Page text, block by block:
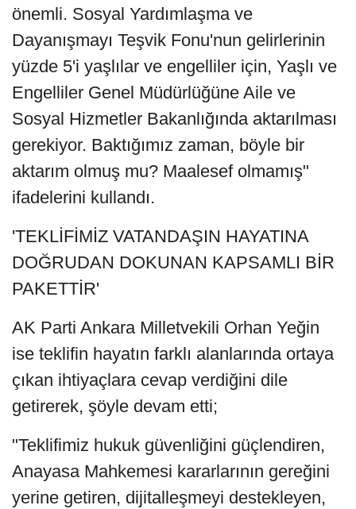
önemli. Sosyal Yardımlaşma ve
Dayanışmayı Teşvik Fonu'nun gelirlerinin
yüzde 5'i yaşlılar ve engelliler için, Yaşlı ve
Engelliler Genel Müdürlüğüne Aile ve
Sosyal Hizmetler Bakanlığında aktarılması
gerekiyor. Baktığımız zaman, böyle bir
aktarım olmuş mu? Maalesef olmamış"
ifadelerini kullandı.
'TEKLİFİMİZ VATANDAŞIN HAYATINA
DOĞRUDAN DOKUNAN KAPSAMLI BİR
PAKETTİR'
AK Parti Ankara Milletvekili Orhan Yeğin
ise teklifin hayatın farklı alanlarında ortaya
çıkan ihtiyaçlara cevap verdiğini dile
getirerek, şöyle devam etti;
"Teklifimiz hukuk güvenliğini güçlendiren,
Anayasa Mahkemesi kararlarının gereğini
yerine getiren, dijitalleşmeyi destekleyen,